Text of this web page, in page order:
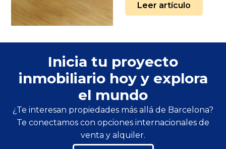
Leer artículo
Inicia tu proyecto
inmobiliario hoy y explora
el mundo
¿Te interesan propiedades más allá de Barcelona?
Te conectamos con opciones internacionales de
venta y alquiler.